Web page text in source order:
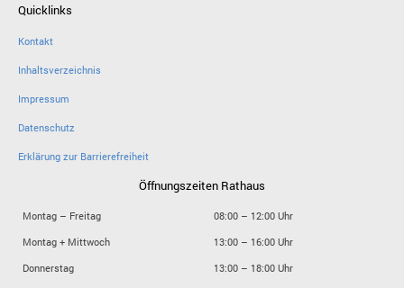
Quicklinks
Kontakt
Inhaltsverzeichnis
Impressum
Datenschutz
Erklärung zur Barrierefreiheit
Öffnungszeiten Rathaus
Montag – Freitag
08:00 – 12:00 Uhr
Montag + Mittwoch
13:00 – 16:00 Uhr
Donnerstag
13:00 – 18:00 Uhr